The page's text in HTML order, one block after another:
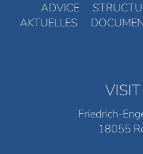
ADVICE
AKTUELLES
Friedrich-
18055